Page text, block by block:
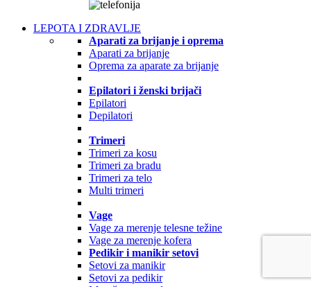
LEPOTA I ZDRAVLJE
Aparati za brijanje i oprema
Aparati za brijanje
Oprema za aparate za brijanje
Epilatori i ženski brijači
Epilatori
Depilatori
Trimeri
Trimeri za kosu
Trimeri za bradu
Trimeri za telo
Multi trimeri
Vage
Vage za merenje telesne težine
Vage za merenje kofera
Pedikir i manikir setovi
Setovi za manikir
Setovi za pedikir